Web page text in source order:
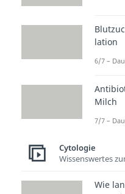
Dauer:
Dauer:
Dauer:
Dauer:
lation
6/7 –
Milch
7/7 –
Cytologie
Wissenswertes
Wie